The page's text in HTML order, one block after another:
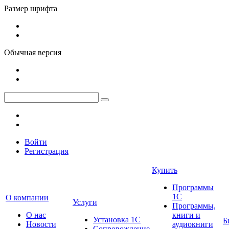
Размер шрифта
Обычная версия
Войти
Регистрация
О компании
О нас
Новости
Услуги
Установка 1С
Купить
Программы
1С
Программы,
книги и
аудиокниги